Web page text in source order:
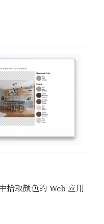
拾取颜色的 Web 应用